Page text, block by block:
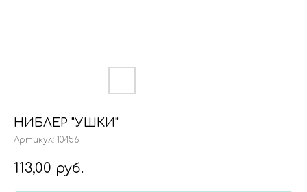
НИБЛЕР "УШКИ"
Артикул: 10456
113,00 руб.